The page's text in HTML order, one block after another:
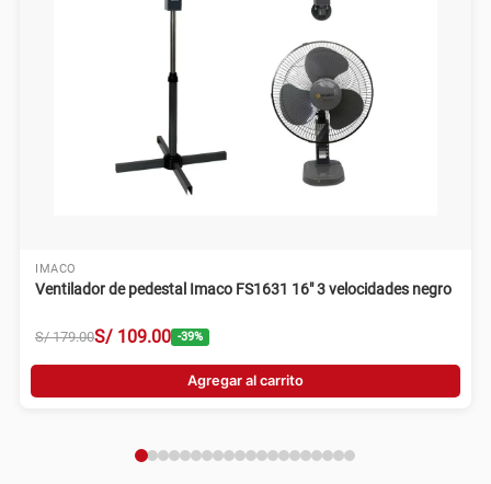
IMACO
Ventilador de pedestal Imaco FS1631 16" 3 velocidades negro
S/ 179.00S/ 109.00 -39%
Agregar al carrito